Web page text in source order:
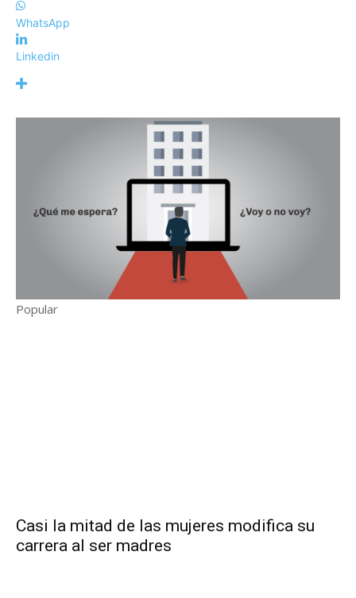
WhatsApp
Linkedin
Popular
Casi la mitad de las mujeres modifica su
carrera al ser madres